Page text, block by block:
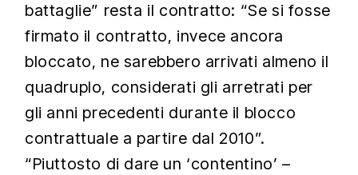
battaglie” resta il contratto: “Se si fosse
firmato il contratto, invece ancora
bloccato, ne sarebbero arrivati almeno il
quadruplo, considerati gli arretrati per
gli anni precedenti durante il blocco
contrattuale a partire dal 2010”.
“Piuttosto di dare un ‘contentino’–